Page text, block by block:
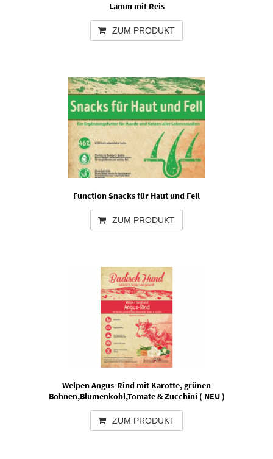
Lamm mit Reis
ZUM PRODUKT
Function Snacks für Haut und Fell
ZUM PRODUKT
Welpen Angus-Rind mit Karotte, grünen
Bohnen,Blumenkohl,Tomate & Zucchini ( NEU )
ZUM PRODUKT